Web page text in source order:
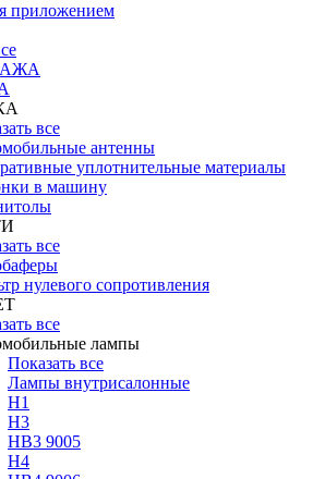
приложением
все
антенны
уплотнительные материалы
в машину
все
нулевого сопротивления
все
лампы
Показать все
Лампы внутрисалонные
H1
H3
HB3 9005
H4